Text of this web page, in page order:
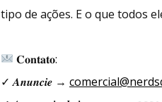
tipo de ações. E o que todos
𝐂𝐨𝐧𝐭𝐚𝐭𝐨:
✓ 𝑨𝒏𝒖𝒏𝒄𝒊𝒆 →